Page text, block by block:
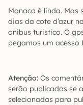
Monaco é linda. Mas
dias da cote d’azur
onibus turistico. O
pegamos um acesso
Atenção: Os
serão publicados se
selecionadas para